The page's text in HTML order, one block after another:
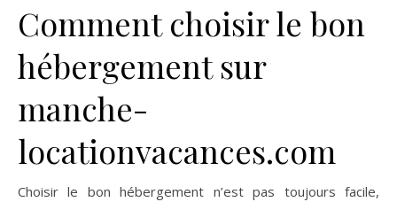
Comment choisir le bon
hébergement sur
manche-
locationvacances.com
Choisir le bon hébergement n’est pas toujours facile,